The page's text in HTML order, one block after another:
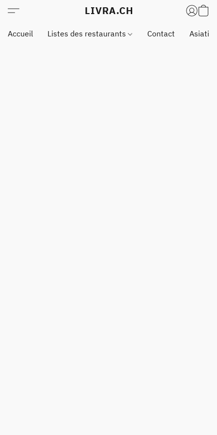
LIVRA.CH
Accueil Listes des restaurants Contact